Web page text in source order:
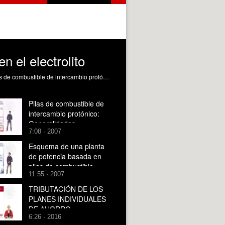
el electrolito
Descripción de los procesos de intercambio que tienen lugar en el electrolito de una PEMFC Ribes Greus, MD. (2008). Pilas de combustible de intercambio protónico: Transporte en el electrolito. https://riunet.upv.es/handle/10251/843
Pilas de combustible de
intercambio protónico:
Generalidades
7:08 · 2007
Esquema de una planta
de potencia basada en
pilas de combustible
11:55 · 2007
TRIBUTACIÓN DE LOS
PLANES INDIVIDUALES
DE AHORRO
SISTEMÁTICO (PIAS) EN
6:26 · 2016